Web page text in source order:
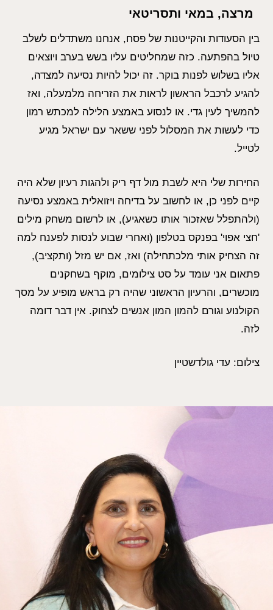
מרצה, במאי ותסריטאי
בין הסעודות והקייטנות של פסח, אנחנו משתדלים לשלב
טיול בהפתעה. כזה שמחליטים עליו בשש בערב ויוצאים
אליו בשלוש לפנות בוקר. זה יכול להיות נסיעה למצדה,
להגיע לרכבל הראשון לראות את הזריחה מלמעלה, ואז
להמשיך לעין גדי. או לנסוע באמצע הלילה למכתש רמון
כדי לעשות את המסלול לפני ששאר עם ישראל מגיע
לטייל.
החירות שלי היא לשבת מול דף ריק ולהגות רעיון שלא היה
קיים לפני כן, או לחשוב על בדיחה ויזואלית באמצע נסיעה
(ולהתפלל שאזכור אותו כשאגיע), או לרשום משחק מילים
'חצי אפוי' בפנקס בטלפון (ואחרי שבוע לנסות לפענח למה
זה הצחיק אותי מלכתחילה) ואז, אם יש מזל (ותקציב),
פתאום אני עומד על סט צילומים, מוקף בשחקנים
מוכשרים, והרעיון הראשוני שהיה רק בראש מופיע על מסך
הקולנוע וגורם להמון המון אנשים לצחוק. אין דבר דומה
לזה.
צילום: עדי גולדשטיין